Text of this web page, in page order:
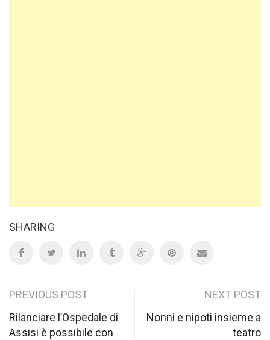
SHARING
Post
navigation
PREVIOUS POST
Rilanciare l’Ospedale di
Assisi è possibile con
NEXT POST
Nonni e nipoti insieme a
teatro